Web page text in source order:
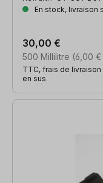
En stock, livraison
500 Millilitre (6,00 €
30,00 €
TTC, frais de livraison
en sus